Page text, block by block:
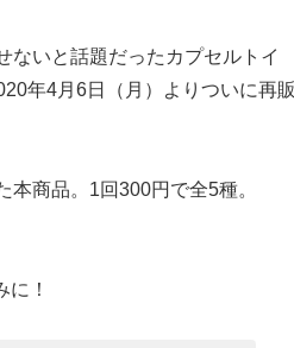
ないと話題だったカプセルトイ
年4月6日（月）よりついに再販
商品。1回300円で全5種。
に！